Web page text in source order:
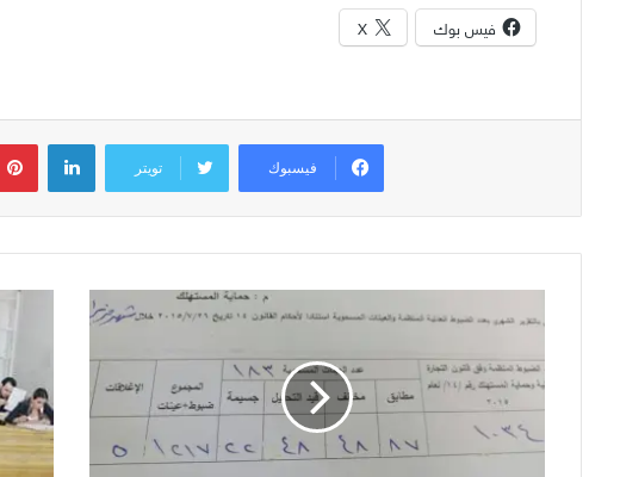
فيس بوك X
فيسبوك تويتر
لينكدإن